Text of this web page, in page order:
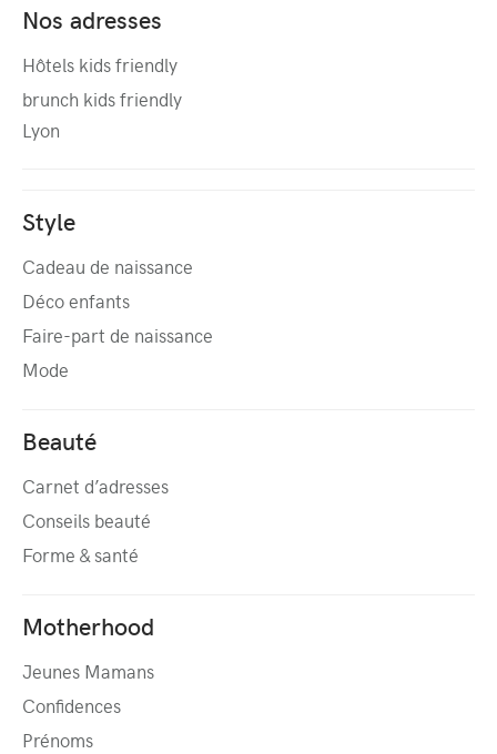
Nos adresses
Hôtels kids friendly
brunch kids friendly
Lyon
Style
Cadeau de naissance
Déco enfants
Faire-part de naissance
Mode
Beauté
Carnet d’adresses
Conseils beauté
Forme & santé
Motherhood
Jeunes Mamans
Confidences
Prénoms